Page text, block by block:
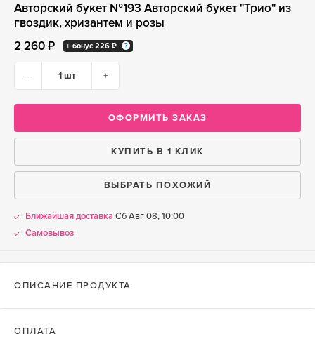
Авторский букет №193 Авторский букет "Трио" из
гвоздик, хризантем и розы
2 260 ₽
+ бонус 226 ₽
– +
ОФОРМИТЬ ЗАКАЗ
КУПИТЬ В 1 КЛИК
ВЫБРАТЬ ПОХОЖИЙ
Ближайшая доставка Сб Авг 08, 10:00
Самовывоз
ОПИСАНИЕ ПРОДУКТА
ОПЛАТА